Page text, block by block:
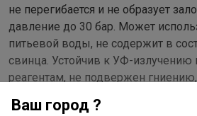
не перегибается и не образует
давление до 30 бар. Может
питьевой воды, не содержит в
свинца. Устойчив к УФ-излучению
реагентам, не подвержен гниению,
Ваш город ?